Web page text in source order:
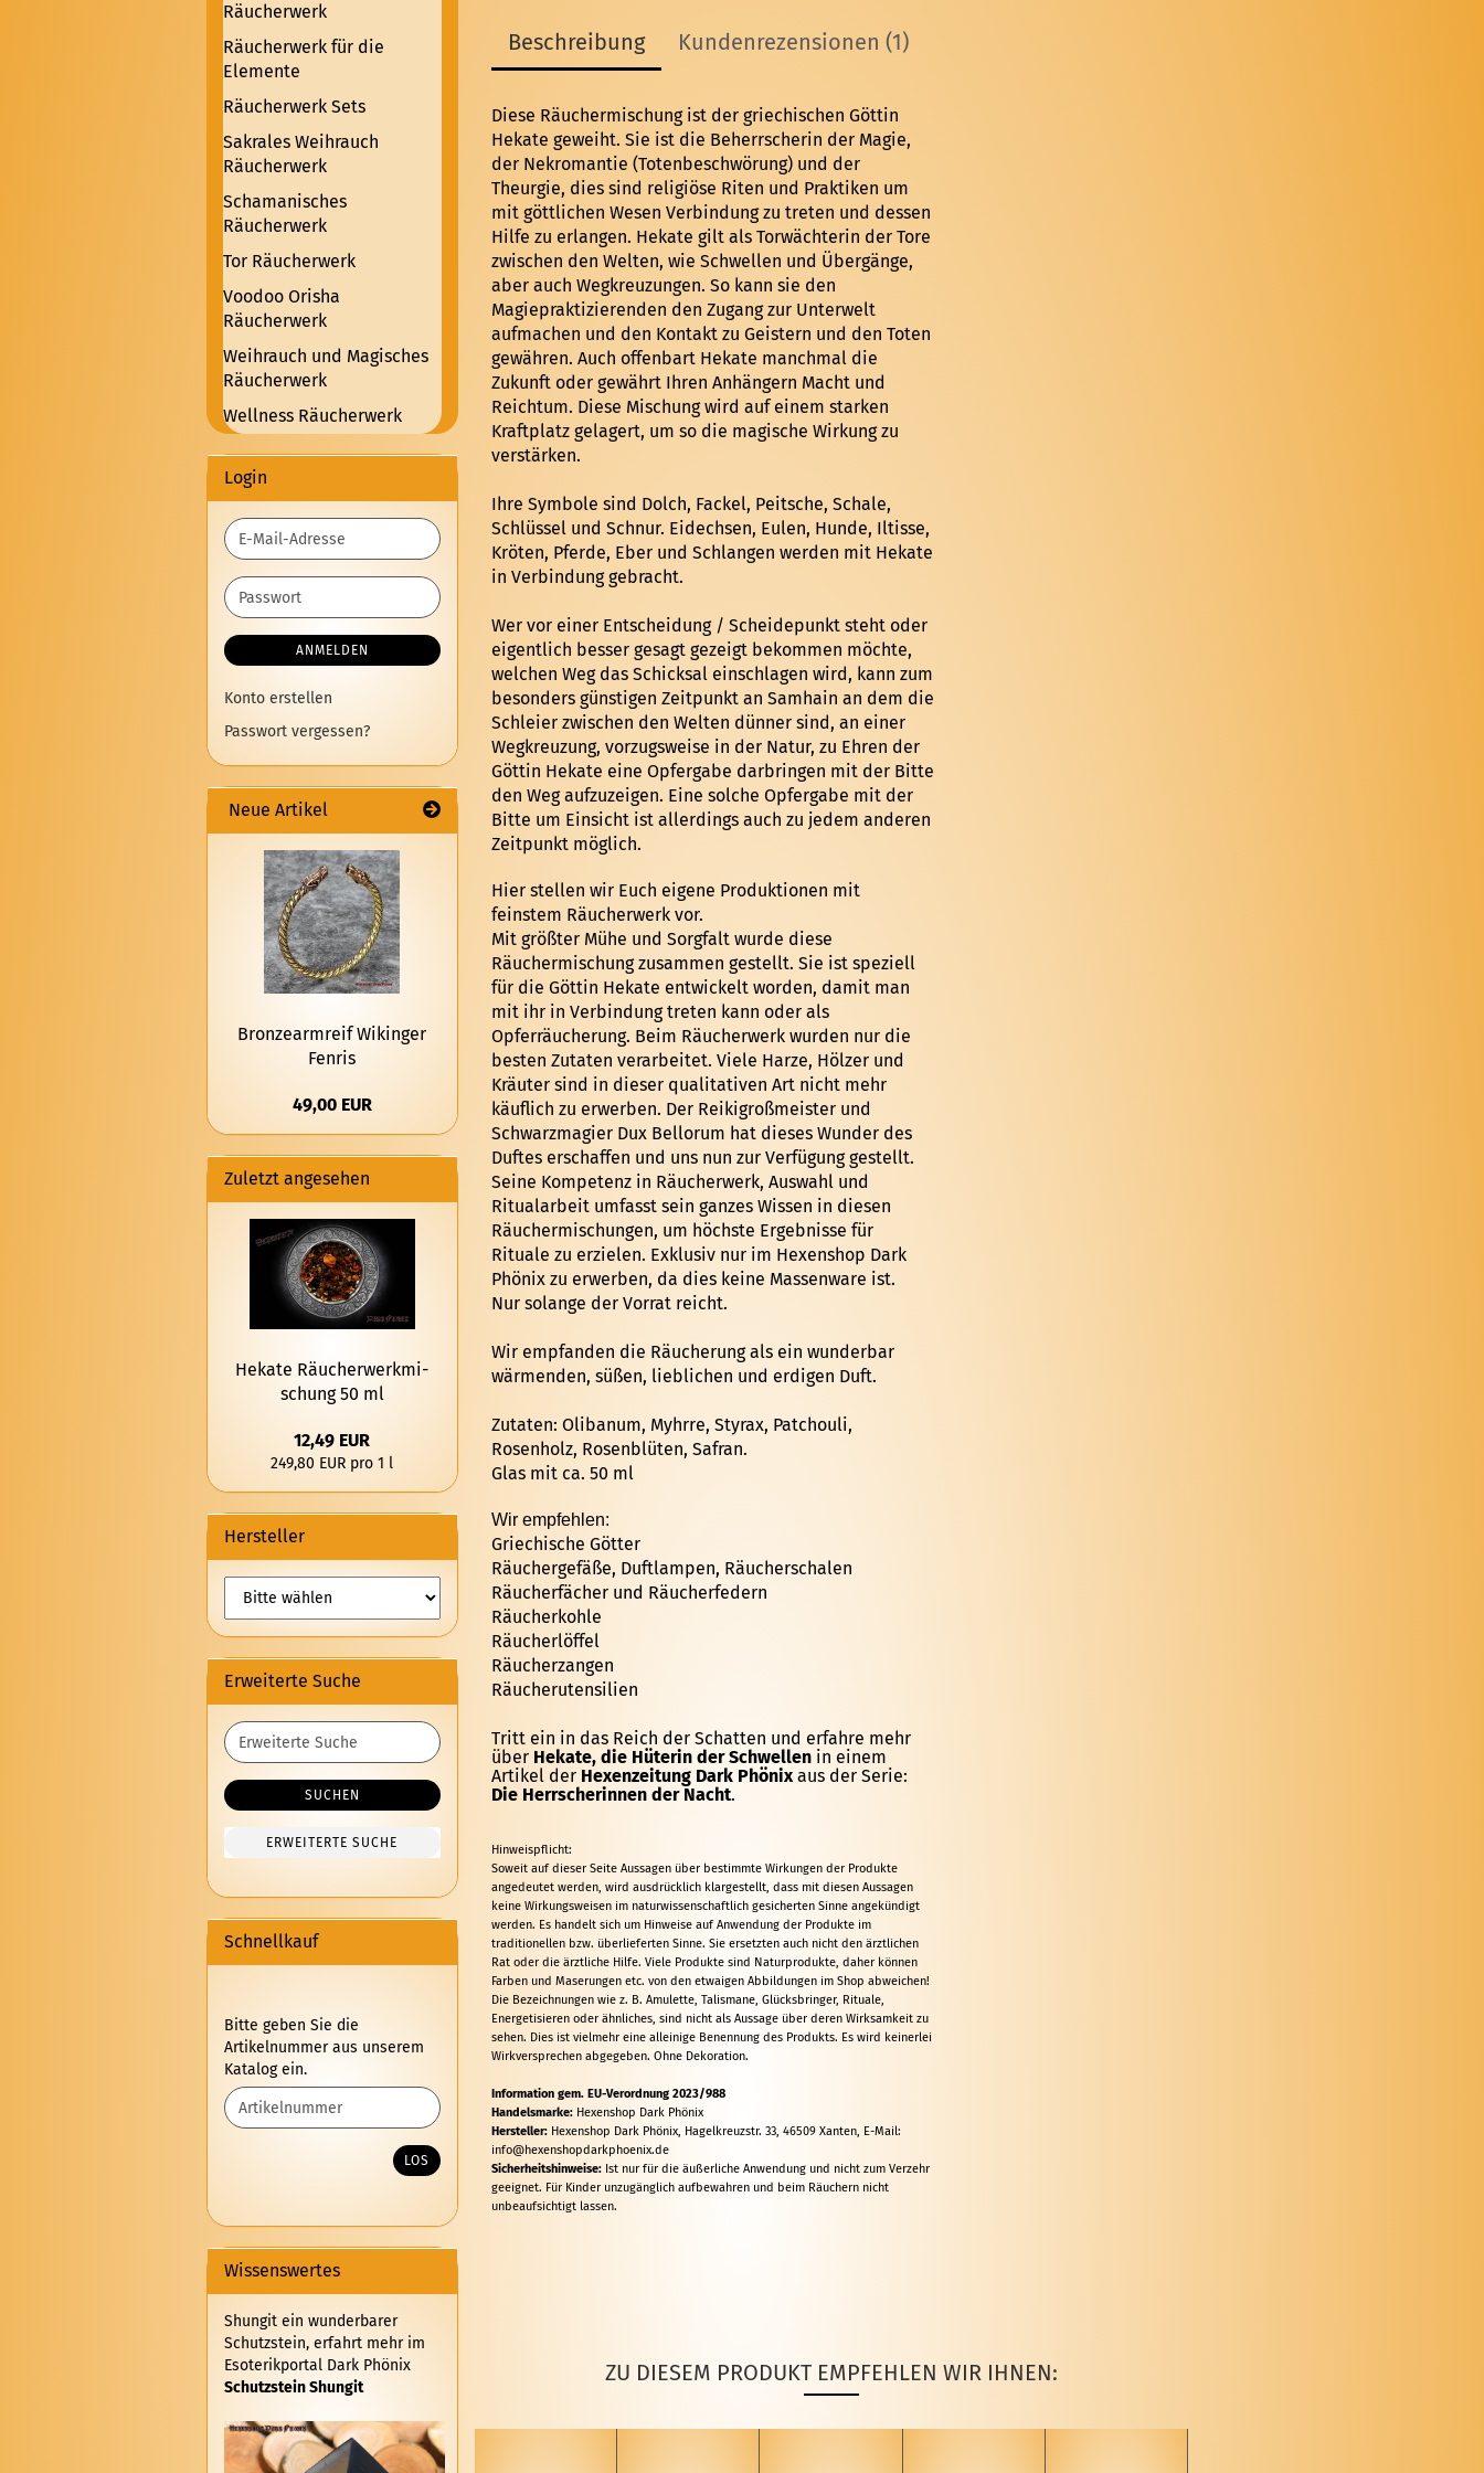
Beschreibung Kundenrezensionen (1)
Diese Räuchermischung ist der griechischen Göttin
Hekate geweiht. Sie ist die Beherrscherin der Magie,
der Nekromantie (Totenbeschwörung) und der
Theurgie, dies sind religiöse Riten und Praktiken um
mit göttlichen Wesen Verbindung zu treten und dessen
Hilfe zu erlangen. Hekate gilt als Torwächterin der Tore
zwischen den Welten, wie Schwellen und Übergänge,
aber auch Wegkreuzungen. So kann sie den
Magiepraktizierenden den Zugang zur Unterwelt
aufmachen und den Kontakt zu Geistern und den Toten
gewähren. Auch offenbart Hekate manchmal die
Zukunft oder gewährt Ihren Anhängern Macht und
Reichtum. Diese Mischung wird auf einem starken
Kraftplatz gelagert, um so die magische Wirkung zu
verstärken.
Ihre Symbole sind Dolch, Fackel, Peitsche, Schale,
Schlüssel und Schnur. Eidechsen, Eulen, Hunde, Iltisse,
Kröten, Pferde, Eber und Schlangen werden mit Hekate
in Verbindung gebracht.
Wer vor einer Entscheidung / Scheidepunkt steht oder
eigentlich besser gesagt gezeigt bekommen möchte,
welchen Weg das Schicksal einschlagen wird, kann zum
besonders günstigen Zeitpunkt an Samhain an dem die
Schleier zwischen den Welten dünner sind, an einer
Wegkreuzung, vorzugsweise in der Natur, zu Ehren der
Göttin Hekate eine Opfergabe darbringen mit der Bitte
den Weg aufzuzeigen. Eine solche Opfergabe mit der
Bitte um Einsicht ist allerdings auch zu jedem anderen
Zeitpunkt möglich.
Hier stellen wir Euch eigene Produktionen mit
feinstem Räucherwerk vor.
Mit größter Mühe und Sorgfalt wurde diese
Räuchermischung zusammen gestellt. Sie ist speziell
für die Göttin Hekate entwickelt worden, damit man
mit ihr in Verbindung treten kann oder als
Opferräucherung. Beim Räucherwerk wurden nur die
besten Zutaten verarbeitet. Viele Harze, Hölzer und
Kräuter sind in dieser qualitativen Art nicht mehr
käuflich zu erwerben. Der Reikigroßmeister und
Schwarzmagier Dux Bellorum hat dieses Wunder des
Duftes erschaffen und uns nun zur Verfügung gestellt.
Seine Kompetenz in Räucherwerk, Auswahl und
Ritualarbeit umfasst sein ganzes Wissen in diesen
Räuchermischungen, um höchste Ergebnisse für
Rituale zu erzielen. Exklusiv nur im Hexenshop Dark
Phönix zu erwerben, da dies keine Massenware ist.
Nur solange der Vorrat reicht.
Wir empfanden die Räucherung als ein wunderbar
wärmenden, süßen, lieblichen und erdigen Duft.
Zutaten: Olibanum, Myhrre, Styrax, Patchouli,
Rosenholz, Rosenblüten, Safran.
Glas mit ca. 50 ml
Wir empfehlen:
Griechische Götter
Räuchergefäße, Duftlampen, Räucherschalen
Räucherfächer und Räucherfedern
Räucherkohle
Räucherlöffel
Räucherzangen
Räucherutensilien
Tritt ein in das Reich der Schatten und erfahre mehr
über Hekate, die Hüterin der Schwellenin einem
Artikel der Hexenzeitung Dark Phönixaus der Serie:
Die Herrscherinnen der Nacht.
Hinweispflicht:
Soweit auf dieser Seite Aussagen über bestimmte Wirkungen der Produkte
angedeutet werden, wird ausdrücklich klargestellt, dass mit diesen Aussagen
keine Wirkungsweisen im naturwissenschaftlich gesicherten Sinne angekündigt
werden. Es handelt sich um Hinweise auf Anwendung der Produkte im
traditionellen bzw. überlieferten Sinne. Sie ersetzten auch nicht den ärztlichen
Rat oder die ärztliche Hilfe. Viele Produkte sind Naturprodukte, daher können
Farben und Maserungen etc. von den etwaigen Abbildungen im Shop abweichen!
Die Bezeichnungen wie z. B. Amulette, Talismane, Glücksbringer, Rituale,
Energetisieren oder ähnliches, sind nicht als Aussage über deren Wirksamkeit zu
sehen. Dies ist vielmehr eine alleinige Benennung des Produkts. Es wird keinerlei
Wirkversprechen abgegeben. Ohne Dekoration.
Information gem. EU-Verordnung 2023/988
Handelsmarke: Hexenshop Dark Phönix
Hersteller:Hexenshop Dark Phönix, Hagelkreuzstr. 33, 46509 Xanten, E-Mail:
info@hexenshopdarkphoenix.de
Sicherheitshinweise:Ist nur für die äußerliche Anwendung und nicht zum Verzehr
geeignet. Für Kinder unzugänglich aufbewahren und beim Räuchern nicht
unbeaufsichtigt lassen.
ZU DIESEM PRODUKT EMPFEHLEN WIR IHNEN:
Räucherwerk
Räucherwerk für die
Elemente
Räucherwerk Sets
Sakrales Weihrauch
Räucherwerk
Schamanisches
Räucherwerk
Tor Räucherwerk
Voodoo Orisha
Räucherwerk
Weihrauch und Magisches
Räucherwerk
Wellness Räucherwerk
Login
E-
Mail-
Adresse
Passwort
ANMELDEN
Konto erstellen
Passwort vergessen?
Neue Artikel
Bron­ze­arm­reif Wi­kin­ger
Fen­ris
49,00 EUR
Zuletzt angesehen
Heka­te Räu­cher­werk­mi­
schung 50 ml
12,49 EUR
249,80 EUR pro 1 l
Hersteller
Erweiterte Suche
Erweiterte
Suche
SUCHEN
ERWEITERTE SUCHE
Schnellkauf
BITTE
GEBEN
SIE
DIE
ARTIKELNUMMER
AUS
Bitte geben Sie die
Artikelnummer aus unserem
Katalog ein.
LOS
Wissenswertes
Shungit ein wunderbarer
Schutzstein, erfahrt mehr im
Esoterikportal Dark Phönix
Schutzstein Shungit